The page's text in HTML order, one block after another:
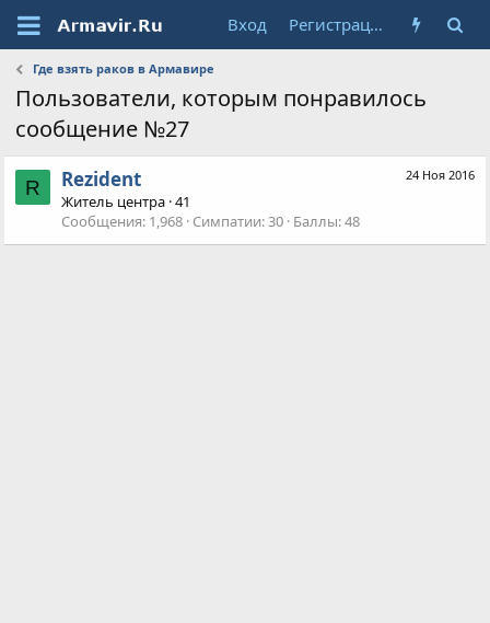
Вход Регистрация
Где взять раков в Армавире
Пользователи, которым понравилось
сообщение №27
R
24 Ноя 2016
Rezident
Житель центра ·41
Сообщения 1,968 Симпатии 30 Баллы 48